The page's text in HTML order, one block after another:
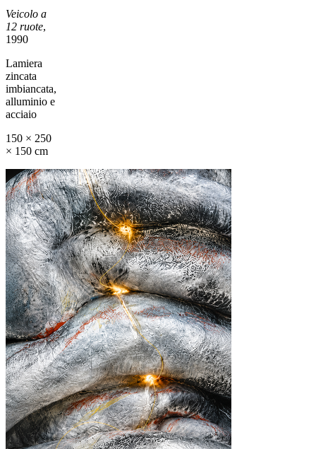
Veicolo a
12 ruote,
1990
Lamiera
zincata
imbiancata,
alluminio e
acciaio
150 × 250
× 150 cm